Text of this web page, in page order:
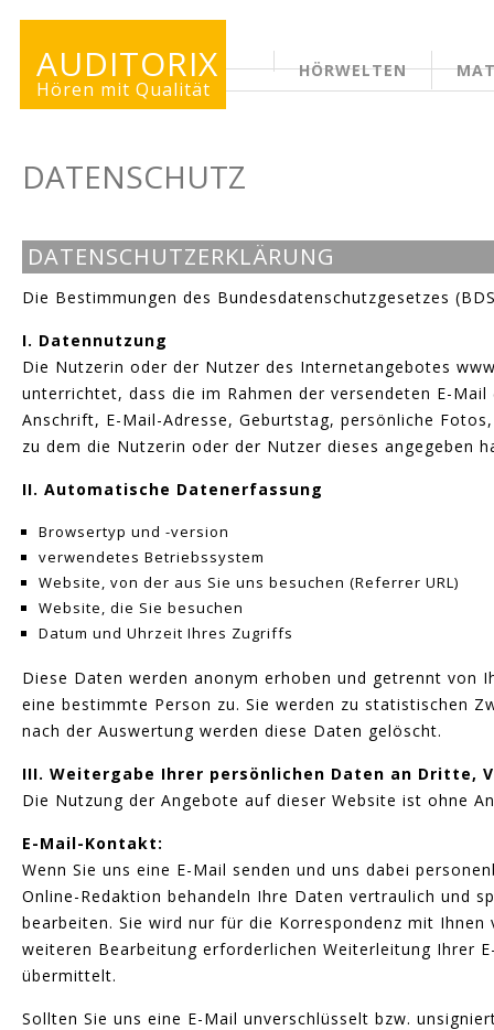
AUDITORIX
Hören mit Qualität ERWACHSENENSEITE
HÖRWELTEN
DATENSCHUTZ
DATENSCHUTZERKLÄRUNG
Die Bestimmungen des Bundesdatenschutzgesetzes
I. Datennutzung
Die Nutzerin oder der Nutzer des Internetangebotes
unterrichtet, dass die im Rahmen der versendeten E-
Anschrift, E-Mail-Adresse, Geburtstag, persönliche
zu dem die Nutzerin oder der Nutzer dieses angegeben
II. Automatische Datenerfassung
Browsertyp und -version
verwendetes Betriebssystem
Website, von der aus Sie uns besuchen (Referrer URL)
Website, die Sie besuchen
Datum und Uhrzeit Ihres Zugriffs
Diese Daten werden anonym erhoben und getrennt von
eine bestimmte Person zu. Sie werden zu statistischen
nach der Auswertung werden diese Daten gelöscht.
III. Weitergabe Ihrer persönlichen Daten an Dritte,
Die Nutzung der Angebote auf dieser Website ist ohne
E-Mail-Kontakt:
Wenn Sie uns eine E-Mail senden und uns dabei
Online-Redaktion behandeln Ihre Daten vertraulich und
bearbeiten. Sie wird nur für die Korrespondenz mit
weiteren Bearbeitung erforderlichen Weiterleitung Ihrer
übermittelt.
Sollten Sie uns eine E-Mail unverschlüsselt bzw.